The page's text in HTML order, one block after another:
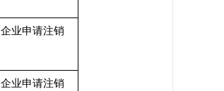
企业申请注销
企业申请注销